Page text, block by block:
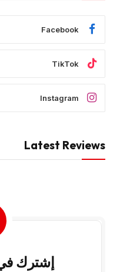
Facebook
TikTok
Instagram
Latest Reviews
إشترك